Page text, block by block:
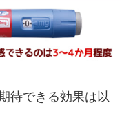
待できる効果は以